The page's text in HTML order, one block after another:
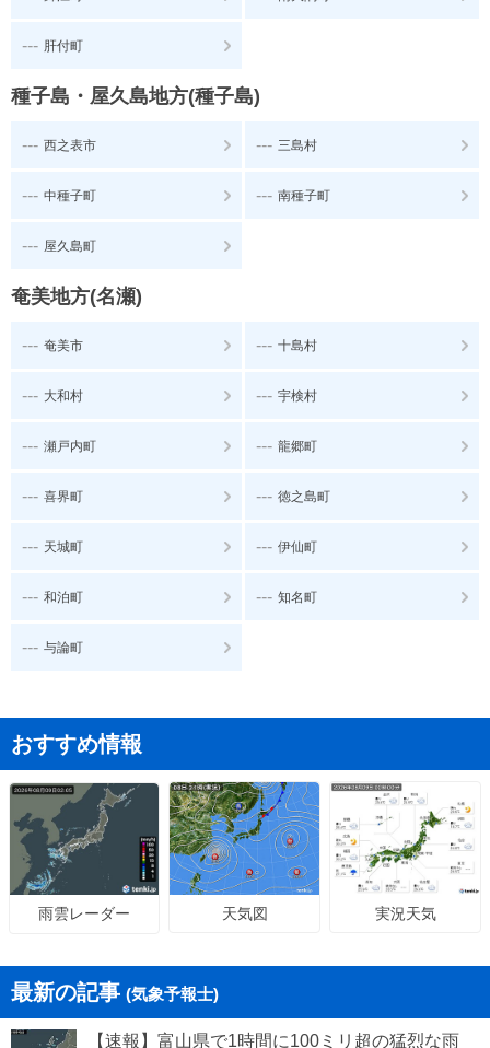
--- 肝付町
種子島・屋久島地方(種子島)
--- 西之表市 --- 三島村
--- 中種子町 --- 南種子町
--- 屋久島町
奄美地方(名瀬)
--- 奄美市 --- 十島村
--- 大和村 --- 宇検村
--- 瀬戸内町 --- 龍郷町
--- 喜界町 --- 徳之島町
--- 天城町 --- 伊仙町
--- 和泊町 --- 知名町
--- 与論町
おすすめ情報
雨雲レーダー 天気図 実況天気
最新の記事 (気象予報士)
【速報】富山県で1時間に100ミリ超の猛烈な雨